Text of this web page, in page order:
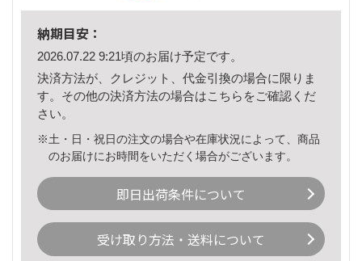
納期目安：
2026.07.22 9:21頃のお届け予定です。
決済方法が、クレジット、代金引換の場合に限りま
す。その他の決済方法の場合はこちら をご確認くだ
さい。
※土・日・祝日の注文の場合や在庫状況によって、商品
のお届けにお時間をいただく場合がございます。
即日出荷条件について
受け取り方法・送料について